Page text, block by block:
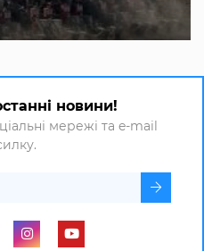
новини!
мережі та e-mail